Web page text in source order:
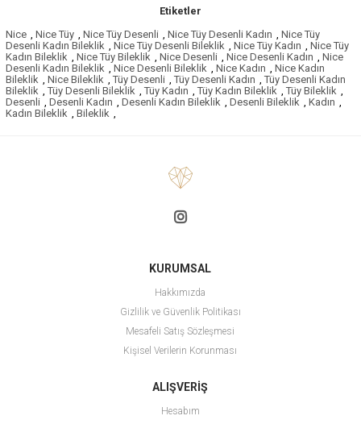
Etiketler
Nice , Nice Tüy , Nice Tüy Desenli , Nice Tüy Desenli Kadın , Nice Tüy
Desenli Kadın Bileklik , Nice Tüy Desenli Bileklik , Nice Tüy Kadın , Nice Tüy
Kadın Bileklik , Nice Tüy Bileklik , Nice Desenli , Nice Desenli Kadın , Nice
Desenli Kadın Bileklik , Nice Desenli Bileklik , Nice Kadın , Nice Kadın
Bileklik , Nice Bileklik , Tüy Desenli , Tüy Desenli Kadın , Tüy Desenli Kadın
Bileklik , Tüy Desenli Bileklik , Tüy Kadın , Tüy Kadın Bileklik , Tüy Bileklik ,
Desenli , Desenli Kadın , Desenli Kadın Bileklik , Desenli Bileklik , Kadın ,
Kadın Bileklik , Bileklik ,
KURUMSAL
Hakkımızda
Gizlilik ve Güvenlik Politikası
Mesafeli Satış Sözleşmesi
Kişisel Verilerin Korunması
ALIŞVERİŞ
Hesabım